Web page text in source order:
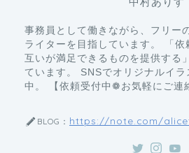
ライターを目指しています。 「依
ています。 SNSでオリジナルイラ
中。 【依頼受付中❁お気軽にご連
BLOG： https://note.com/